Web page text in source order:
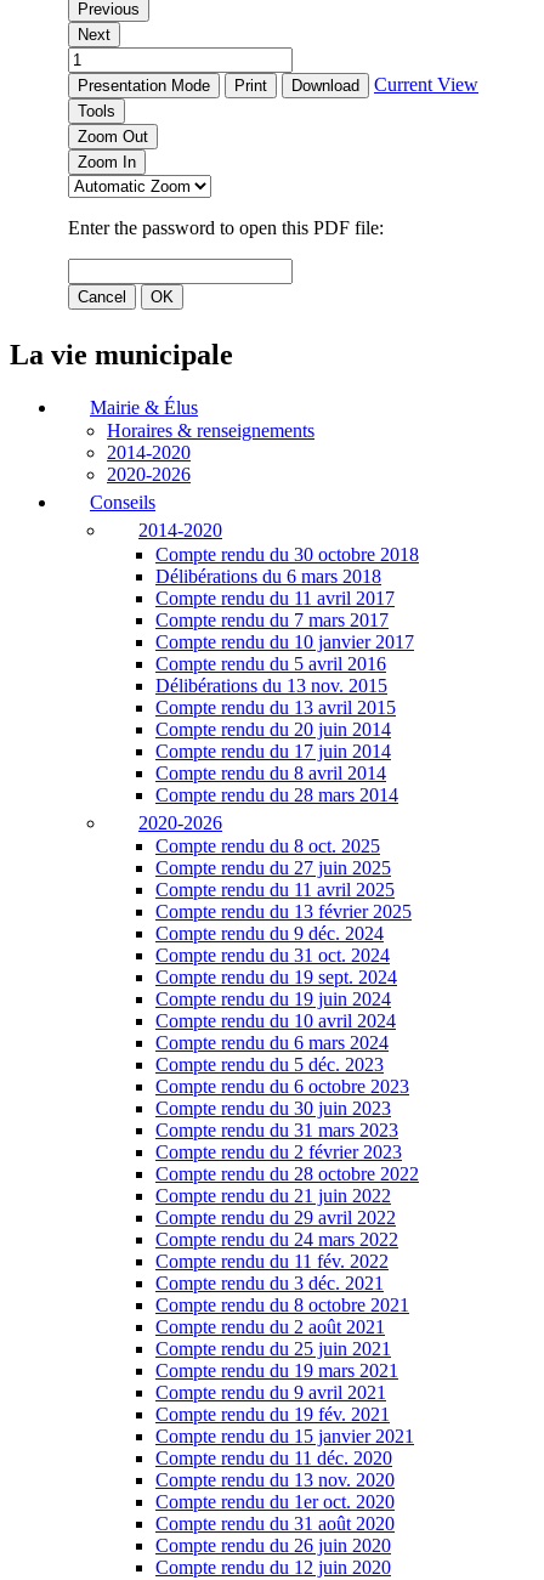
La vie municipale
Mairie & Élus
Horaires & renseignements
2014-2020
2020-2026
Conseils
2014-2020
Compte rendu du 30 octobre 2018
Délibérations du 6 mars 2018
Compte rendu du 11 avril 2017
Compte rendu du 7 mars 2017
Compte rendu du 10 janvier 2017
Compte rendu du 5 avril 2016
Délibérations du 13 nov. 2015
Compte rendu du 13 avril 2015
Compte rendu du 20 juin 2014
Compte rendu du 17 juin 2014
Compte rendu du 8 avril 2014
Compte rendu du 28 mars 2014
2020-2026
Compte rendu du 8 oct. 2025
Compte rendu du 27 juin 2025
Compte rendu du 11 avril 2025
Compte rendu du 13 février 2025
Compte rendu du 9 déc. 2024
Compte rendu du 31 oct. 2024
Compte rendu du 19 sept. 2024
Compte rendu du 19 juin 2024
Compte rendu du 10 avril 2024
Compte rendu du 6 mars 2024
Compte rendu du 5 déc. 2023
Compte rendu du 6 octobre 2023
Compte rendu du 30 juin 2023
Compte rendu du 31 mars 2023
Compte rendu du 2 février 2023
Compte rendu du 28 octobre 2022
Compte rendu du 21 juin 2022
Compte rendu du 29 avril 2022
Compte rendu du 24 mars 2022
Compte rendu du 11 fév. 2022
Compte rendu du 3 déc. 2021
Compte rendu du 8 octobre 2021
Compte rendu du 2 août 2021
Compte rendu du 25 juin 2021
Compte rendu du 19 mars 2021
Compte rendu du 9 avril 2021
Compte rendu du 19 fév. 2021
Compte rendu du 15 janvier 2021
Compte rendu du 11 déc. 2020
Compte rendu du 13 nov. 2020
Compte rendu du 1er oct. 2020
Compte rendu du 31 août 2020
Compte rendu du 26 juin 2020
Compte rendu du 12 juin 2020